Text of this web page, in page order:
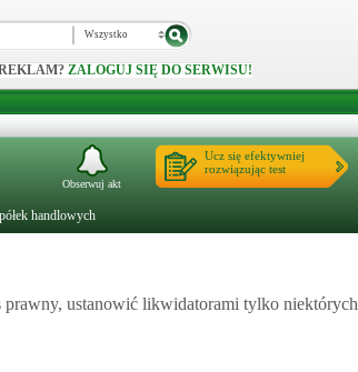
Wszystko
ZALOGUJ SIĘ DO SERWISU!
handlowych
Ucz się efektywniej
rozwiązując test
Obserwuj akt
prawny, ustanowić likwidatorami tylko niektórych